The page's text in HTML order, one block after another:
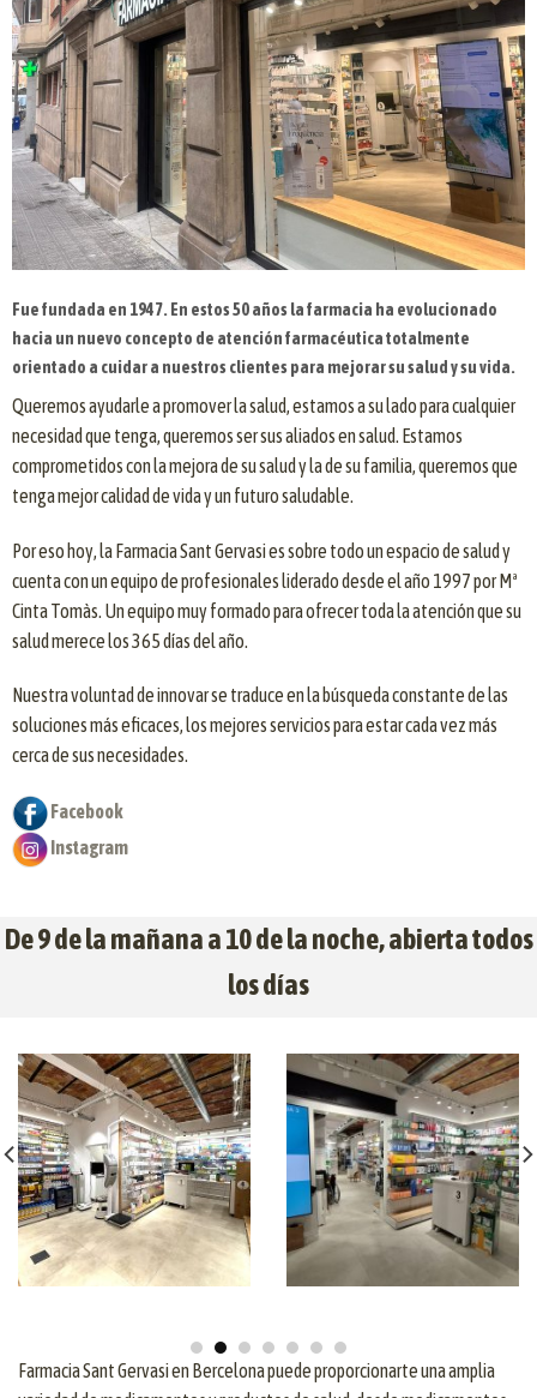
Fue fundada en 1947. En estos 50 años la farmacia ha evolucionado
hacia un nuevo concepto de atención farmacéutica totalmente
orientado a cuidar a nuestros clientes para mejorar su salud y su vida.
Queremos ayudarle a promover la salud, estamos a su lado para cualquier
necesidad que tenga, queremos ser sus aliados en salud. Estamos
comprometidos con la mejora de su salud y la de su familia, queremos que
tenga mejor calidad de vida y un futuro saludable.
Por eso hoy, la Farmacia Sant Gervasi es sobre todo un espacio de salud y
cuenta con un equipo de profesionales liderado desde el año 1997 por Mª
Cinta Tomàs. Un equipo muy formado para ofrecer toda la atención que su
salud merece los 365 días del año.
Nuestra voluntad de innovar se traduce en la búsqueda constante de las
soluciones más eficaces, los mejores servicios para estar cada vez más
cerca de sus necesidades.
Facebook
Instagram
De 9 de la mañana a 10 de la noche, abierta todos
los días
Farmacia Sant Gervasi en Bercelona puede proporcionarte una amplia